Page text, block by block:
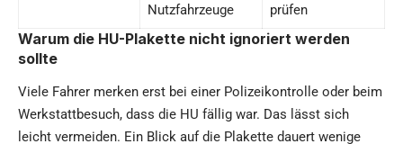
Nutzfahrzeuge
prüfen
Warum die HU-Plakette nicht ignoriert werden
sollte
Viele Fahrer merken erst bei einer Polizeikontrolle oder beim
Werkstattbesuch, dass die HU fällig war. Das lässt sich
leicht vermeiden. Ein Blick auf die Plakette dauert wenige